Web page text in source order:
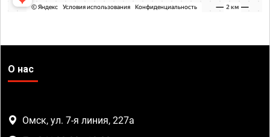
О нас
Омск, ул. 7-я линия, 227а